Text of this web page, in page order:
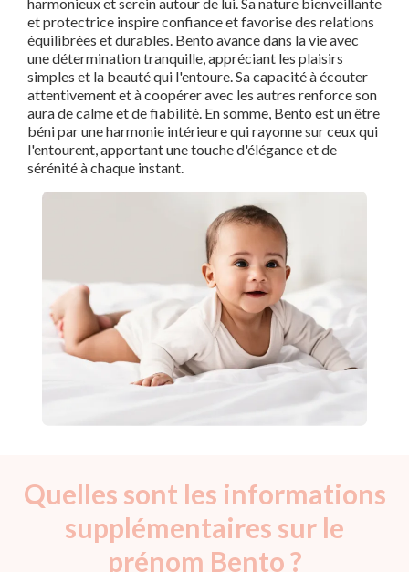
harmonieux et serein autour de lui. Sa nature bienveillante
et protectrice inspire confiance et favorise des relations
équilibrées et durables. Bento avance dans la vie avec
une détermination tranquille, appréciant les plaisirs
simples et la beauté qui l'entoure. Sa capacité à écouter
attentivement et à coopérer avec les autres renforce son
aura de calme et de fiabilité. En somme, Bento est un être
béni par une harmonie intérieure qui rayonne sur ceux qui
l'entourent, apportant une touche d'élégance et de
sérénité à chaque instant.
Quelles sont les informations
supplémentaires sur le
prénom Bento ?